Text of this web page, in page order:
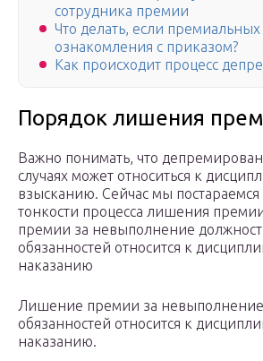
сотрудника премии
Что делать, если
ознакомления с приказом?
Как происходит процесс
Порядок лишения
Важно понимать, что
случаях может относиться к
взысканию. Сейчас мы постараемся
тонкости процесса лишения
премии за невыполнение
обязанностей относится к
наказанию
Лишение премии за
обязанностей относится к
наказанию.